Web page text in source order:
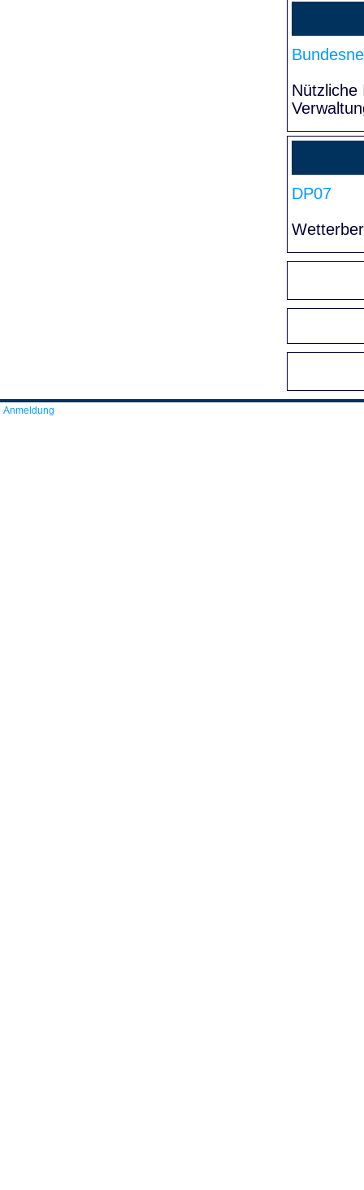
Nützliche
DP07
Anmeldung